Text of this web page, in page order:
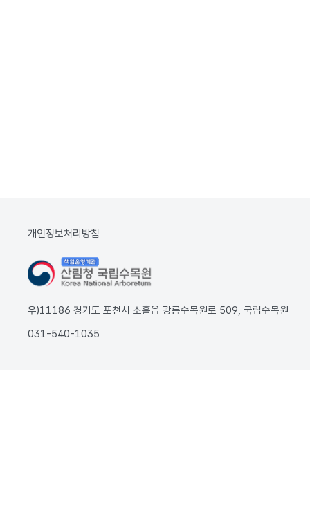
개인정보처리방침
우)11186 경기도 포천시 소흘읍 광릉수목원로 509, 국립수목원
031-540-1035